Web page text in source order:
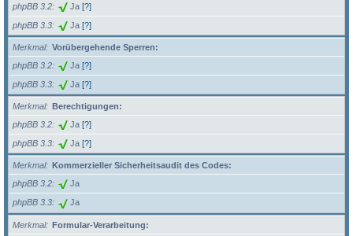
phpBB 3.2
Ja [?]
phpBB 3.3 Ja [?]
Merkmal
Vorübergehende Sperren:
phpBB 3.2
Ja [?]
phpBB 3.3 Ja [?]
Merkmal
Berechtigungen:
phpBB 3.2
Ja [?]
phpBB 3.3 Ja [?]
Merkmal
Kommerzieller Sicherheitsaudit des Codes:
phpBB 3.2
Ja
phpBB 3.3 Ja
Merkmal
Formular-Verarbeitung: